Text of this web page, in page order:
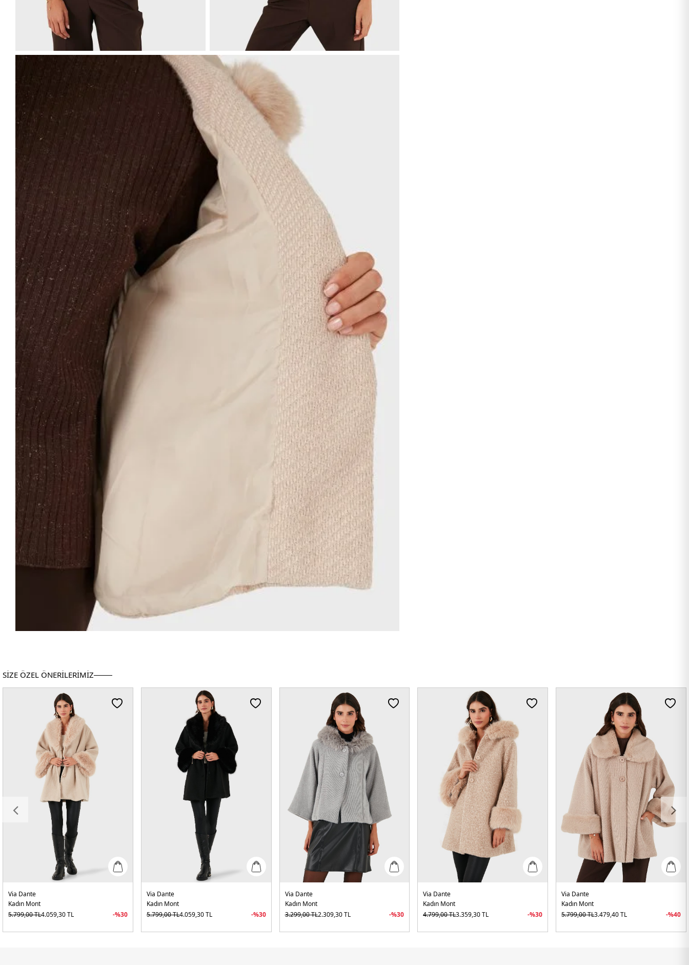
SİZE ÖZEL ÖNERİLERİMİZ
Via Dante
Kadın Mont
5.799,00TL4.059,30TL -%30
Via Dante
Kadın Mont
5.799,00TL4.059,30TL -%30
Via Dante
Kadın Mont
3.299,00TL2.309,30TL -%30
Via Dante
Kadın Mont
4.799,00TL3.359,30TL -%30
Via Dante
Kadın Mont
5.799,00TL3.479,40TL -%40